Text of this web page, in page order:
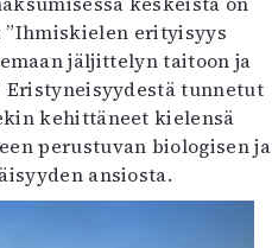
erityisyys
jäljittelyn taitoon ja
Eristyneisyydestä tunnetut
kehittäneet kielensä
perustuvan biologisen ja
ansiosta.